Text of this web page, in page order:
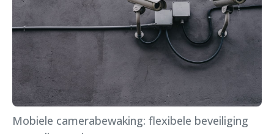
Mobiele camerabewaking: flexibele beveiliging